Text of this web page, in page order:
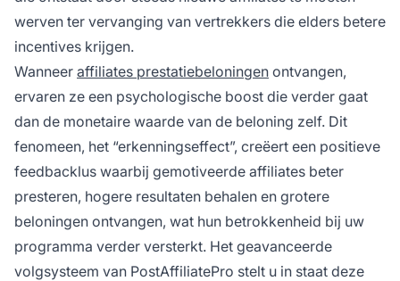
werven ter vervanging van vertrekkers die elders betere
incentives krijgen.
Wanneer affiliates prestatiebeloningen ontvangen,
ervaren ze een psychologische boost die verder gaat
dan de monetaire waarde van de beloning zelf. Dit
fenomeen, het “erkenningseffect”, creëert een positieve
feedbacklus waarbij gemotiveerde affiliates beter
presteren, hogere resultaten behalen en grotere
beloningen ontvangen, wat hun betrokkenheid bij uw
programma verder versterkt. Het geavanceerde
volgsysteem van PostAffiliatePro stelt u in staat deze